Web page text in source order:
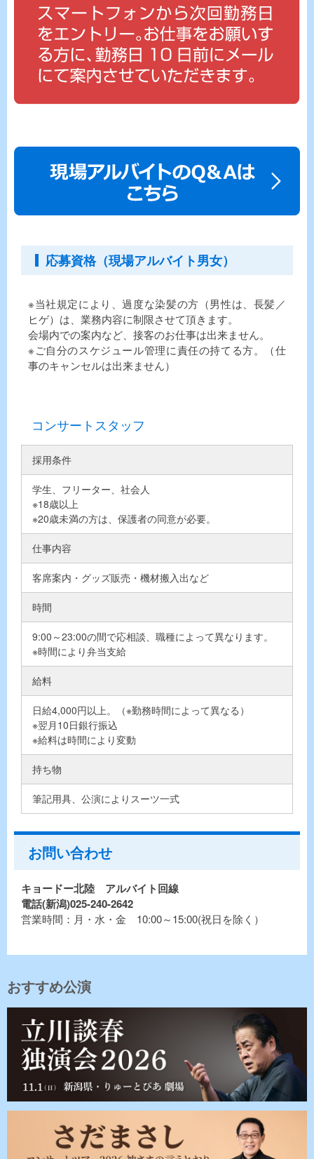
応募資格（現場アルバイト男女）
※当社規定により、過度な染髪の方（男性は、長髪／
ヒゲ）は、業務内容に制限させて頂きます。
会場内での案内など、接客のお仕事は出来ません。
※ご自分のスケジュール管理に責任の持てる方。（仕
事のキャンセルは出来ません）
コンサートスタッフ
採用条件
学生、フリーター、社会人
※18歳以上
※20歳未満の方は、保護者の同意が必要。
仕事内容
客席案内・グッズ販売・機材搬入出など
時間
9:00～23:00の間で応相談、職種によって異なります。
※時間により弁当支給
給料
日給4,000円以上。（※勤務時間によって異なる）
※翌月10日銀行振込
※給料は時間により変動
持ち物
筆記用具、公演によりスーツ一式
お問い合わせ
キョードー北陸 アルバイト回線
電話(新潟)025-240-2642
営業時間：月・水・金 10:00～15:00(祝日を除く）
おすすめ公演